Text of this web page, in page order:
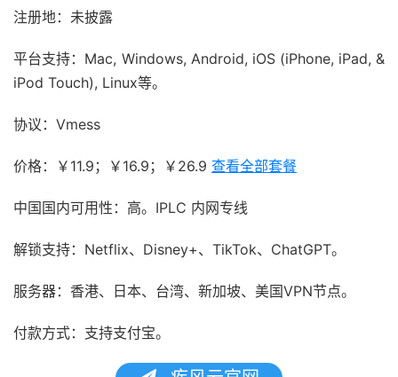
注册地：未披露
平台支持：Mac, Windows, Android, iOS (iPhone, iPad, &
iPod Touch), Linux等。
协议：Vmess
价格：￥11.9；￥16.9；￥26.9 查看全部套餐
中国国内可用性：高。IPLC 内网专线
解锁支持：Netflix、Disney+、TikTok、ChatGPT。
服务器：香港、日本、台湾、新加坡、美国VPN节点。
付款方式：支持支付宝。